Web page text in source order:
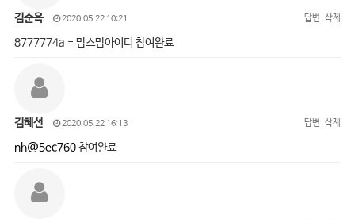
김순옥 2020.05.22 10:21 답변 삭제
8777774a - 맘스맘아이디 참여완료
김혜선 2020.05.22 16:13 답변 삭제
nh@5ec760참여완료